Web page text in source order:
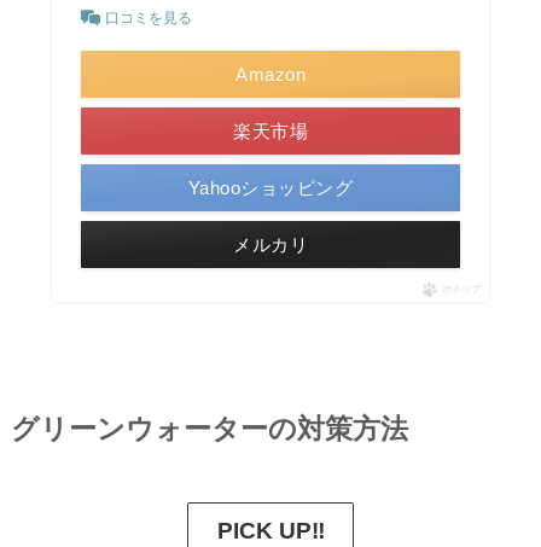
口コミを見る
Amazon
楽天市場
Yahooショッピング
メルカリ
ポチップ
グリーンウォーターの対策方法
PICK UP‼